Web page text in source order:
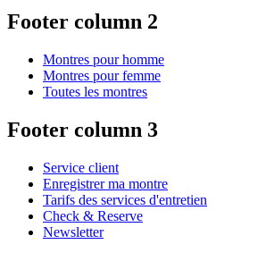
Footer column 2
Montres pour homme
Montres pour femme
Toutes les montres
Footer column 3
Service client
Enregistrer ma montre
Tarifs des services d'entretien
Check & Reserve
Newsletter